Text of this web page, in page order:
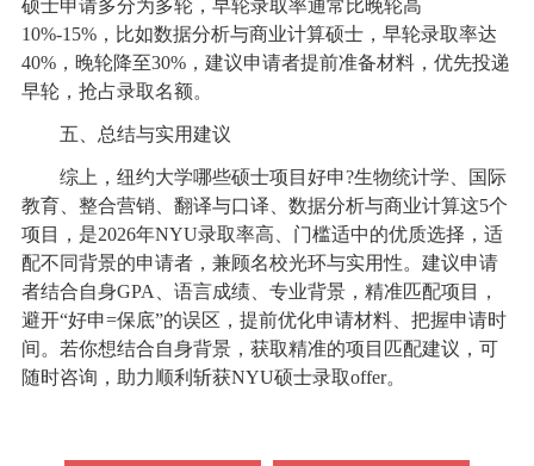
硕士申请多分为多轮，早轮录取率通常比晚轮高
10%-15%，比如数据分析与商业计算硕士，早轮录取率达
40%，晚轮降至30%，建议申请者提前准备材料，优先投递
早轮，抢占录取名额。
五、总结与实用建议
综上，纽约大学哪些硕士项目好申?生物统计学、国际
教育、整合营销、翻译与口译、数据分析与商业计算这5个
项目，是2026年NYU录取率高、门槛适中的优质选择，适
配不同背景的申请者，兼顾名校光环与实用性。建议申请
者结合自身GPA、语言成绩、专业背景，精准匹配项目，
避开“好申=保底”的误区，提前优化申请材料、把握申请时
间。若你想结合自身背景，获取精准的项目匹配建议，可
随时咨询，助力顺利斩获NYU硕士录取offer。